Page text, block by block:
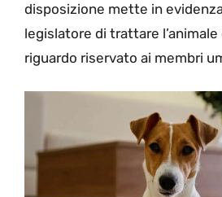
disposizione mette in
legislatore di trattare
riguardo riservato ai membri